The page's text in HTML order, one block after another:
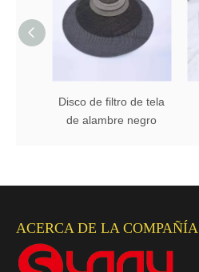
Disco de filtro de tela
de alambre negro
ACERCA DE LA COMPAÑÍA